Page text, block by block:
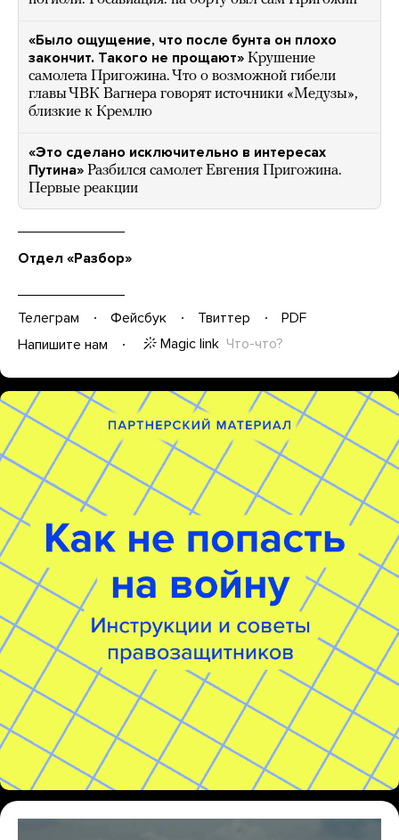
«Было ощущение, что после бунта он плохо
закончит. Такого не прощают» Крушение
самолета Пригожина. Что о возможной гибели
главы ЧВК Вагнера говорят источники «Медузы»,
близкие к Кремлю
«Это сделано исключительно в интересах
Путина» Разбился самолет Евгения Пригожина.
Первые реакции
Отдел «Разбор»
Телеграм Фейсбук Твиттер
PDF
Напишите нам
Magic link Что-что?